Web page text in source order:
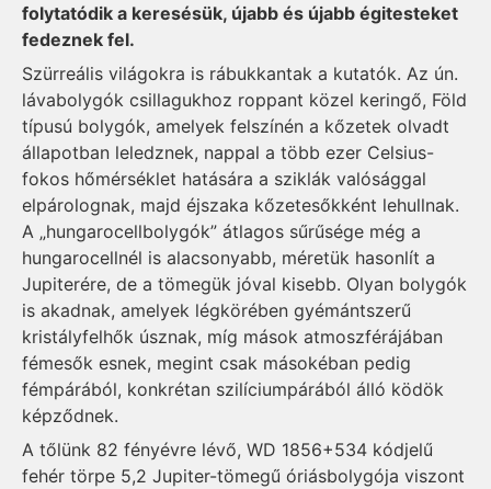
folytatódik a keresésük, újabb és újabb égitesteket
fedeznek fel.
Szürreális világokra is rábukkantak a kutatók. Az ún.
lávabolygók csillagukhoz roppant közel keringő, Föld
típusú bolygók, amelyek felszínén a kőzetek olvadt
állapotban leledznek, nappal a több ezer Celsius-
fokos hőmérséklet hatására a sziklák valósággal
elpárolognak, majd éjszaka kőzetesőkként lehullnak.
A „hungarocellbolygók” átlagos sűrűsége még a
hungarocellnél is alacsonyabb, méretük hasonlít a
Jupiterére, de a tömegük jóval kisebb. Olyan bolygók
is akadnak, amelyek légkörében gyémántszerű
kristályfelhők úsznak, míg mások atmoszférájában
fémesők esnek, megint csak másokéban pedig
fémpárából, konkrétan szilíciumpárából álló ködök
képződnek.
A tőlünk 82 fényévre lévő, WD 1856+534 kódjelű
fehér törpe 5,2 Jupiter-tömegű óriásbolygója viszont